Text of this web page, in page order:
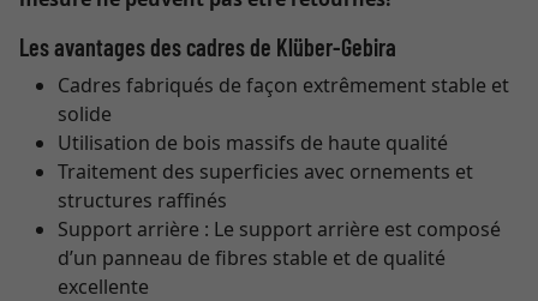
Les avantages des cadres de Klüber-Gebira
Cadres fabriqués de façon extrêmement stable et
solide
Utilisation de bois massifs de haute qualité
Traitement des superficies avec ornements et
structures raffinés
Support arrière : Le support arrière est composé
d’un panneau de fibres stable et de qualité
excellente